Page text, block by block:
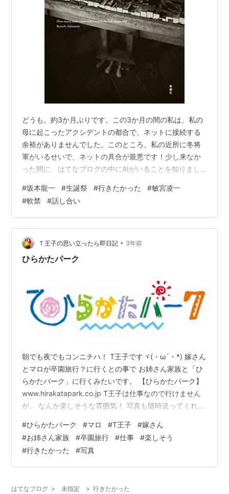
どうも。約3か月ぶりです。この3か月の間の私は、私の
母に起こったアクシデントの都合で、ネットに接続する
余裕がありませんでした。このところ、私の近所に冬将
軍がいるせいで、ネットの具合が最悪です！少し来なか
った間に、はてなブログの中にAIがいることを知りまし
本龍一教授に関する展示会が行われていますし、歌舞伎
町の“お高い”映画館（※インスタグラムでも載せてます
が、私の作品用の取材のために、コチラへ行ったことが
あります。近い内にブログの方でも書こうと思います。
どうでもいいことですが、後日、ココの入場料のことで
親や知人からスゴイ怒られました・・・。…
#坂本龍一 #生誕祭 #行きたかった #敏宮凌一
#軟禁 #話し合い
Ｔ王子の思い立ったら即日記 • 3年前
ひらかたパーク
朝でも夜でもコンニチハ！ T王子ですヾ(・ω´・*) 嫁さん
とマロが卒園旅行？に行くとの事で お姉さん家族と「ひ
らかたパーク」に行くみたいです。 【ひらかたパーク】
www.hirakatapark.co.jp T王子は仕事なので行けません
が、 なんか楽しそうな雰囲気！ 写真も随時送ってくれる
だ、行きたかったな～( TДT) 帰ったら色々と話しを聞こ
うと思います。 早めに帰るぞ！ (-ω- )o＜ ﾌﾑﾌﾑ では×２
#ひらかたパーク #マロ #T王子 #嫁さん
#お姉さん家族 #卒園旅行 #仕事 #楽しそう
#行きたかった #写真
はてなブログ > 未指定 > 行きたかった